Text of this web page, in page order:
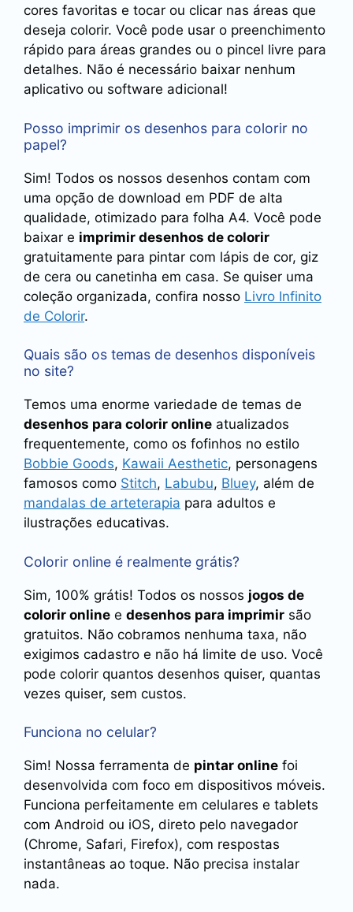
cores favoritas e tocar ou clicar nas áreas que
deseja colorir. Você pode usar o preenchimento
rápido para áreas grandes ou o pincel livre para
detalhes. Não é necessário baixar nenhum
aplicativo ou software adicional!
Posso imprimir os desenhos para colorir no
papel?
Sim! Todos os nossos desenhos contam com
uma opção de download em PDF de alta
qualidade, otimizado para folha A4. Você pode
baixar e imprimir desenhos de colorir
gratuitamente para pintar com lápis de cor, giz
de cera ou canetinha em casa. Se quiser uma
coleção organizada, confira nosso Livro Infinito
de Colorir.
Quais são os temas de desenhos disponíveis
no site?
Temos uma enorme variedade de temas de
desenhos para colorir online atualizados
frequentemente, como os fofinhos no estilo
Bobbie Goods, Kawaii Aesthetic, personagens
famosos como Stitch, Labubu, Bluey, além de
mandalas de arteterapia para adultos e
ilustrações educativas.
Colorir online é realmente grátis?
Sim, 100% grátis! Todos os nossos jogos de
colorir online e desenhos para imprimir são
gratuitos. Não cobramos nenhuma taxa, não
exigimos cadastro e não há limite de uso. Você
pode colorir quantos desenhos quiser, quantas
vezes quiser, sem custos.
Funciona no celular?
Sim! Nossa ferramenta de pintar online foi
desenvolvida com foco em dispositivos móveis.
Funciona perfeitamente em celulares e tablets
com Android ou iOS, direto pelo navegador
(Chrome, Safari, Firefox), com respostas
instantâneas ao toque. Não precisa instalar
nada.